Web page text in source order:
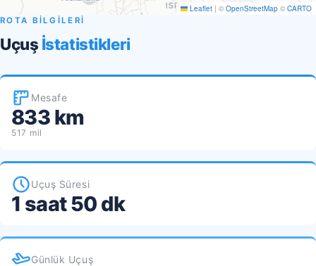
Leaflet | © OpenStreetMap © CARTO
ROTA BİLGİLERİ
Uçuş İstatistikleri
Mesafe
833 km
517 mil
Uçuş Süresi
1 saat 50 dk
Günlük Uçuş